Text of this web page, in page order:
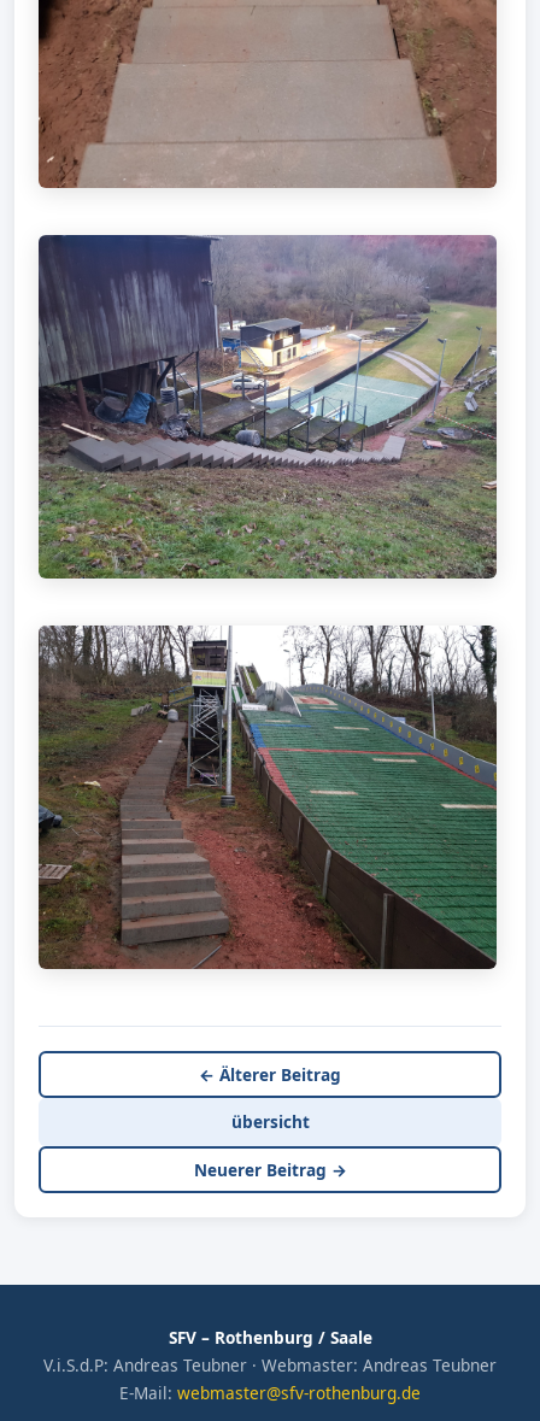
← Älterer Beitrag
übersicht
Neuerer Beitrag →
SFV – Rothenburg / Saale
V.i.S.d.P: Andreas Teubner · Webmaster: Andreas Teubner
E-Mail: webmaster@sfv-rothenburg.de